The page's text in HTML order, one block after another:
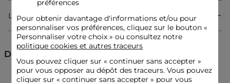
Le mannequin mesure 1m75 et porte une taille S/36
Conseil taille : choisissez votre taille habituelle
Référence : 32536300889070201 221-VELEO.F
Catégorie :Vestes mi-saison femme
Couleur :
Livraison & Retour
Découvrez aussi
Vestes boléro Vestes Vestes mi-saison
préférences
Pour obtenir davantage d'informations et/ou pour
personnaliser vos préférences, cliquez sur le bouton «
Personnaliser votre choix » ou consultez notre
politique cookies et autres traceurs
Vous pouvez cliquer sur « continuer sans accepter»
pour vous opposer au dépôt des traceurs. Vous pouvez
cliquer sur « continuer sans accepter » pour vous